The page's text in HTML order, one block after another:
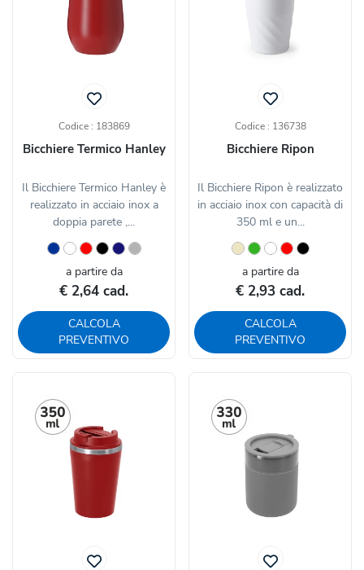
Codice : 183869
Bicchiere Termico Hanley
Il Bicchiere Termico Hanley è
realizzato in acciaio inox a
doppia parete ,...
a partire da
€ 2,64 cad.
CALCOLA
PREVENTIVO
Codice : 136738
Bicchiere Ripon
Il Bicchiere Ripon è realizzato
in acciaio inox con capacità di
350 ml e un...
a partire da
€ 2,93 cad.
CALCOLA
PREVENTIVO